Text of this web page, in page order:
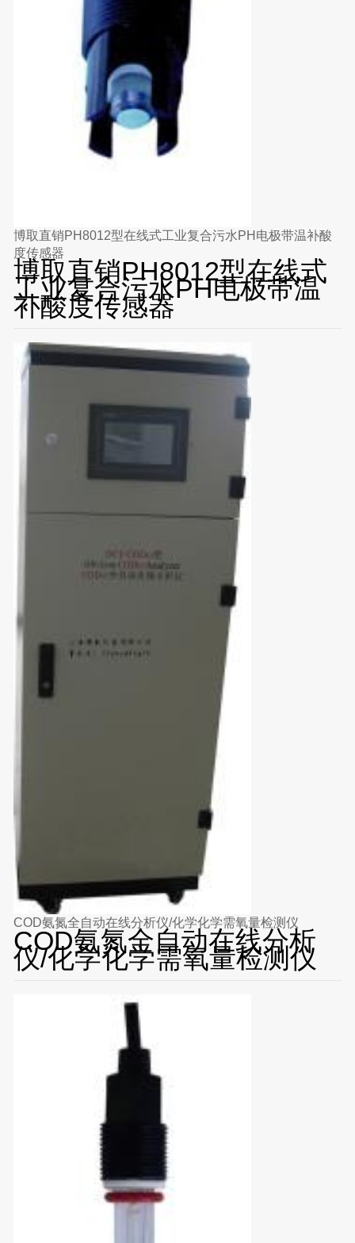
博取直销PH8012型在线式工业复合污水PH电极带温补酸
度传感器
博取直销PH8012型在线式
工业复合污水PH电极带温
补酸度传感器
COD氨氮全自动在线分析仪/化学化学需氧量检测仪
COD氨氮全自动在线分析
仪/化学化学需氧量检测仪